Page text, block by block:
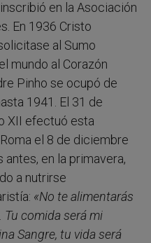
en la Asociación
En 1936 Cristo
al Sumo
mundo al Corazón
Pinho se ocupó de
1941. El 31 de
XII efectuó esta
el 8 de diciembre
en la primavera,
a nutrirse
«No te alimentarás
Tu comida será mi
Sangre, tu vida será